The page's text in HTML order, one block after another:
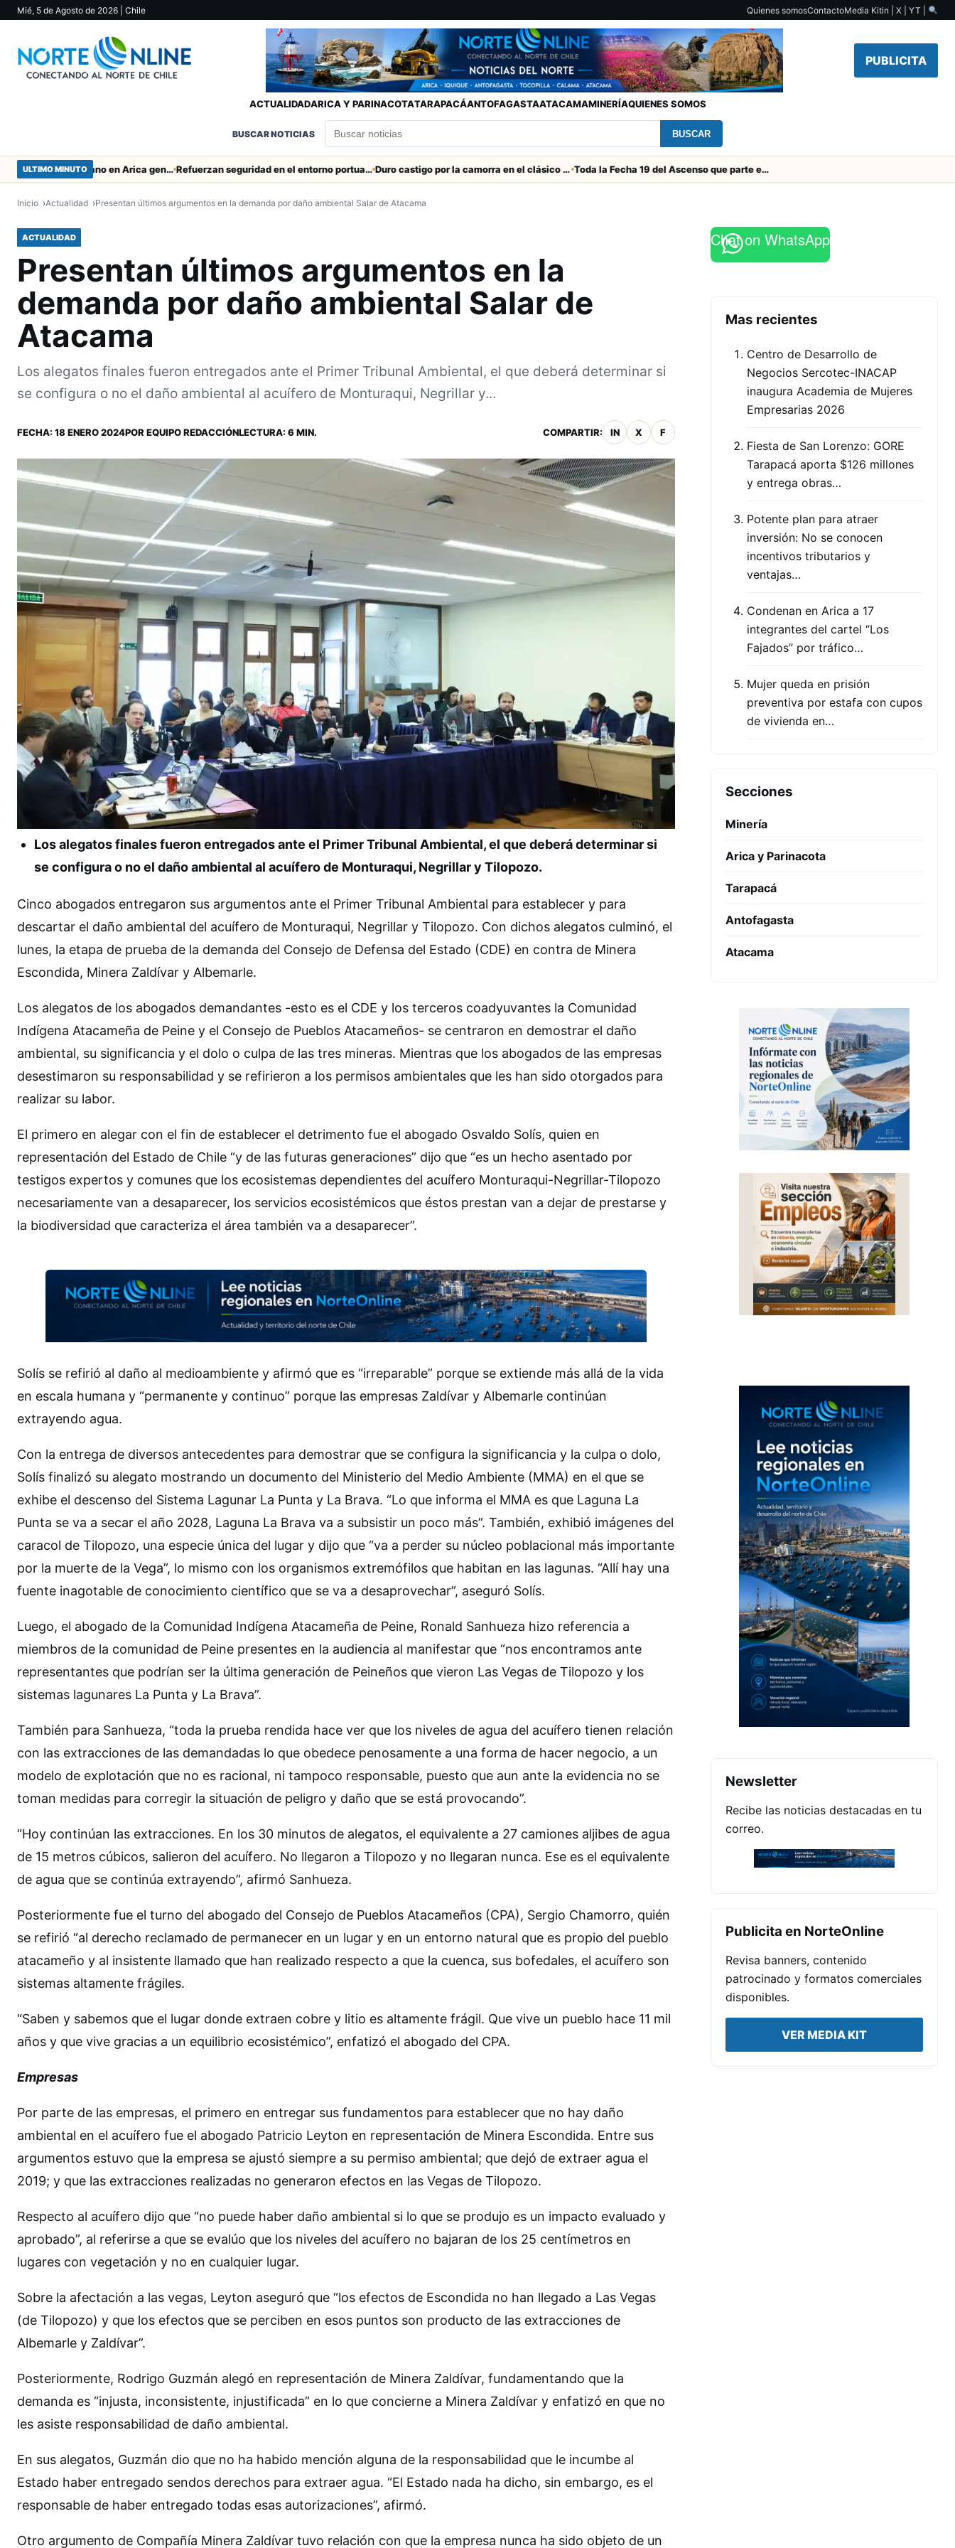
Mié, 5 de Agosto de 2026 | Chile Quienes somosContactoMedia Kitin | X | YT |
PUBLICITA
ACTUALIDADARICA Y PARINACOTATARAPACÁANTOFAGASTAATACAMAMINERÍAQUIENES SOMOS
BUSCAR NOTICIAS BUSCAR
ULTIMO MINUTO Obras de Aguas del Altiplano en Arica generan puestos de trabajo Refuerzan seguridad en el entorno portuario de Arica Duro castigo por la camorra en el clásico Arica-Iquique Toda la Fecha 19 del Ascenso que parte este viernes
Inicio Actualidad Presentan últimos argumentos en la demanda por daño ambiental Salar de Atacama
ACTUALIDAD
Presentan últimos argumentos en la
demanda por daño ambiental Salar de
Atacama
Los alegatos finales fueron entregados ante el Primer Tribunal Ambiental, el que deberá determinar si
se configura o no el daño ambiental al acuífero de Monturaqui, Negrillar y...
FECHA: 18 ENERO 2024POR EQUIPO REDACCIÓNLECTURA: 6 MIN. COMPARTIR: IN X F
Los alegatos finales fueron entregados ante el Primer Tribunal Ambiental, el que deberá determinar si
se configura o no el daño ambiental al acuífero de Monturaqui, Negrillar y Tilopozo.
Cinco abogados entregaron sus argumentos ante el Primer Tribunal Ambiental para establecer y para
descartar el daño ambiental del acuífero de Monturaqui, Negrillar y Tilopozo. Con dichos alegatos culminó, el
lunes, la etapa de prueba de la demanda del Consejo de Defensa del Estado (CDE) en contra de Minera
Escondida, Minera Zaldívar y Albemarle.
Los alegatos de los abogados demandantes -esto es el CDE y los terceros coadyuvantes la Comunidad
Indígena Atacameña de Peine y el Consejo de Pueblos Atacameños- se centraron en demostrar el daño
ambiental, su significancia y el dolo o culpa de las tres mineras. Mientras que los abogados de las empresas
desestimaron su responsabilidad y se refirieron a los permisos ambientales que les han sido otorgados para
realizar su labor.
El primero en alegar con el fin de establecer el detrimento fue el abogado Osvaldo Solís, quien en
representación del Estado de Chile “y de las futuras generaciones” dijo que “es un hecho asentado por
testigos expertos y comunes que los ecosistemas dependientes del acuífero Monturaqui-Negrillar-Tilopozo
necesariamente van a desaparecer, los servicios ecosistémicos que éstos prestan van a dejar de prestarse y
la biodiversidad que caracteriza el área también va a desaparecer”.
Solís se refirió al daño al medioambiente y afirmó que es “irreparable” porque se extiende más allá de la vida
en escala humana y “permanente y continuo” porque las empresas Zaldívar y Albemarle continúan
extrayendo agua.
Con la entrega de diversos antecedentes para demostrar que se configura la significancia y la culpa o dolo,
Solís finalizó su alegato mostrando un documento del Ministerio del Medio Ambiente (MMA) en el que se
exhibe el descenso del Sistema Lagunar La Punta y La Brava. “Lo que informa el MMA es que Laguna La
Punta se va a secar el año 2028, Laguna La Brava va a subsistir un poco más”. También, exhibió imágenes del
caracol de Tilopozo, una especie única del lugar y dijo que “va a perder su núcleo poblacional más importante
por la muerte de la Vega”, lo mismo con los organismos extremófilos que habitan en las lagunas. “Allí hay una
fuente inagotable de conocimiento científico que se va a desaprovechar”, aseguró Solís.
Luego, el abogado de la Comunidad Indígena Atacameña de Peine, Ronald Sanhueza hizo referencia a
miembros de la comunidad de Peine presentes en la audiencia al manifestar que “nos encontramos ante
representantes que podrían ser la última generación de Peineños que vieron Las Vegas de Tilopozo y los
sistemas lagunares La Punta y La Brava”.
También para Sanhueza, “toda la prueba rendida hace ver que los niveles de agua del acuífero tienen relación
con las extracciones de las demandadas lo que obedece penosamente a una forma de hacer negocio, a un
modelo de explotación que no es racional, ni tampoco responsable, puesto que aun ante la evidencia no se
toman medidas para corregir la situación de peligro y daño que se está provocando”.
“Hoy continúan las extracciones. En los 30 minutos de alegatos, el equivalente a 27 camiones aljibes de agua
de 15 metros cúbicos, salieron del acuífero. No llegaron a Tilopozo y no llegaran nunca. Ese es el equivalente
de agua que se continúa extrayendo”, afirmó Sanhueza.
Posteriormente fue el turno del abogado del Consejo de Pueblos Atacameños (CPA), Sergio Chamorro, quién
se refirió “al derecho reclamado de permanecer en un lugar y en un entorno natural que es propio del pueblo
atacameño y al insistente llamado que han realizado respecto a que la cuenca, sus bofedales, el acuífero son
sistemas altamente frágiles.
“Saben y sabemos que el lugar donde extraen cobre y litio es altamente frágil. Que vive un pueblo hace 11 mil
años y que vive gracias a un equilibrio ecosistémico”, enfatizó el abogado del CPA.
Empresas
Por parte de las empresas, el primero en entregar sus fundamentos para establecer que no hay daño
ambiental en el acuífero fue el abogado Patricio Leyton en representación de Minera Escondida. Entre sus
argumentos estuvo que la empresa se ajustó siempre a su permiso ambiental; que dejó de extraer agua el
2019; y que las extracciones realizadas no generaron efectos en las Vegas de Tilopozo.
Respecto al acuífero dijo que “no puede haber daño ambiental si lo que se produjo es un impacto evaluado y
aprobado”, al referirse a que se evalúo que los niveles del acuífero no bajaran de los 25 centímetros en
lugares con vegetación y no en cualquier lugar.
Sobre la afectación a las vegas, Leyton aseguró que “los efectos de Escondida no han llegado a Las Vegas
(de Tilopozo) y que los efectos que se perciben en esos puntos son producto de las extracciones de
Albemarle y Zaldívar”.
Posteriormente, Rodrigo Guzmán alegó en representación de Minera Zaldívar, fundamentando que la
demanda es “injusta, inconsistente, injustificada” en lo que concierne a Minera Zaldívar y enfatizó en que no
les asiste responsabilidad de daño ambiental.
En sus alegatos, Guzmán dio que no ha habido mención alguna de la responsabilidad que le incumbe al
Estado haber entregado sendos derechos para extraer agua. “El Estado nada ha dicho, sin embargo, es el
responsable de haber entregado todas esas autorizaciones”, afirmó.
Otro argumento de Compañía Minera Zaldívar tuvo relación con que la empresa nunca ha sido objeto de un
Chat on WhatsApp
Mas recientes
Centro de Desarrollo de
Negocios Sercotec-INACAP
inaugura Academia de Mujeres
Empresarias 2026
Fiesta de San Lorenzo: GORE
Tarapacá aporta $126 millones
y entrega obras…
Potente plan para atraer
inversión: No se conocen
incentivos tributarios y
ventajas…
Condenan en Arica a 17
integrantes del cartel “Los
Fajados” por tráfico…
Mujer queda en prisión
preventiva por estafa con cupos
de vivienda en…
Secciones
Minería
Arica y Parinacota
Tarapacá
Antofagasta
Atacama
Newsletter
Recibe las noticias destacadas en tu
correo.
Publicita en NorteOnline
Revisa banners, contenido
patrocinado y formatos comerciales
disponibles.
VER MEDIA KIT